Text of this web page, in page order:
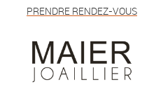
PRENDRE RENDEZ-VOUS